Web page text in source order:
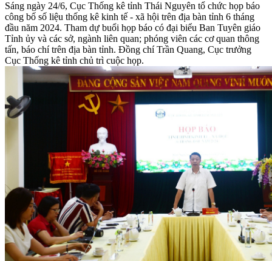
Sáng ngày 24/6, Cục Thống kê tỉnh Thái Nguyên tổ chức họp báo
công bố số liệu thống kê kinh tế - xã hội trên địa bàn tỉnh 6 tháng
đầu năm 2024. Tham dự buổi họp báo có đại biểu Ban Tuyên giáo
Tỉnh ủy và các sở, ngành liên quan; phóng viên các cơ quan thông
tấn, báo chí trên địa bàn tỉnh. Đồng chí Trần Quang, Cục trưởng
Cục Thống kê tỉnh chủ trì cuộc họp.